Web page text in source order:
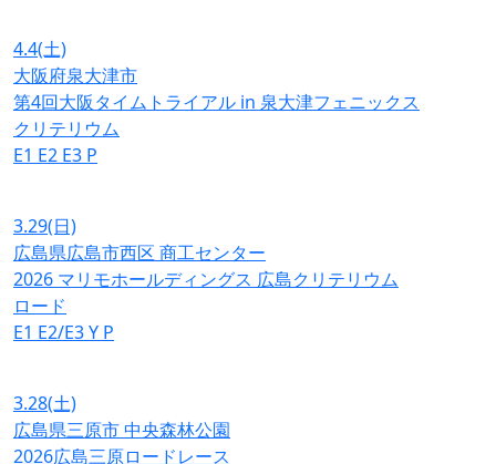
4.4(土)
大阪府泉大津市
第4回大阪タイムトライアル in 泉大津フェニックス
クリテリウム
E1 E2 E3 P
3.29(日)
広島県広島市西区 商工センター
2026 マリモホールディングス 広島クリテリウム
ロード
E1 E2/E3Y P
3.28(土)
広島県三原市 中央森林公園
2026広島三原ロードレース